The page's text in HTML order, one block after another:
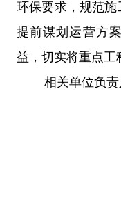
环保要求，规范
提前谋划运营方
益，切实将重点工
相关单位负责